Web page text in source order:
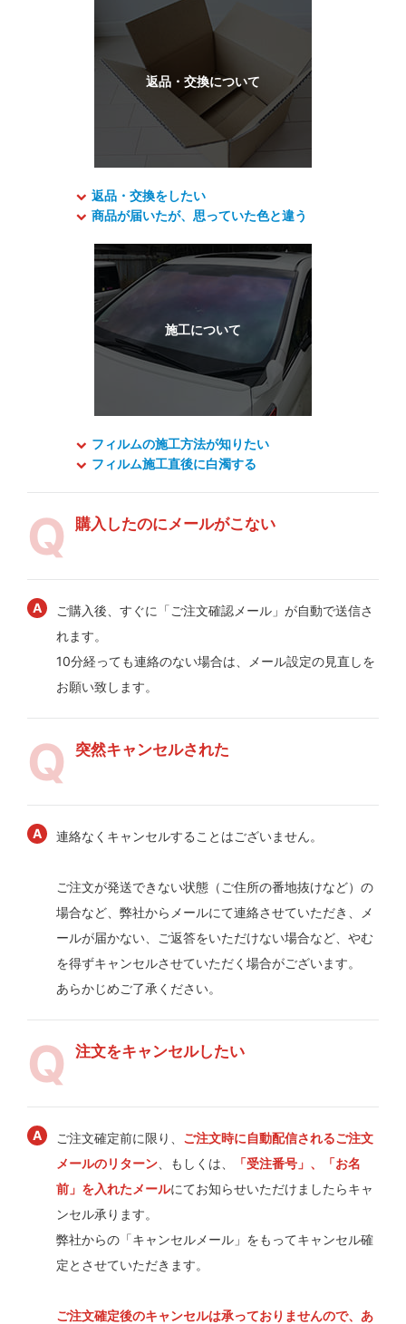
返品・交換をしたい
商品が届いたが、思っていた色と違う
フィルムの施工方法が知りたい
フィルム施工直後に白濁する
購入したのにメールがこない
ご購入後、すぐに「ご注文確認メール」が自動で送信さ
れます。
10分経っても連絡のない場合は、メール設定の見直しを
お願い致します。
突然キャンセルされた
連絡なくキャンセルすることはございません。
ご注文が発送できない状態（ご住所の番地抜けなど）の
場合など、弊社からメールにて連絡させていただき、メ
ールが届かない、ご返答をいただけない場合など、やむ
を得ずキャンセルさせていただく場合がございます。
あらかじめご了承ください。
注文をキャンセルしたい
ご注文確定前に限り、 ご注文時に自動配信されるご注文
メールのリターン 、もしくは、
「受注番号」、「お名
前」を入れたメールにてお知らせいただけましたらキャ
ンセル承ります。
弊社からの「キャンセルメール」をもってキャンセル確
定とさせていただきます。
ご注文確定後のキャンセルは承っておりませんので、あ